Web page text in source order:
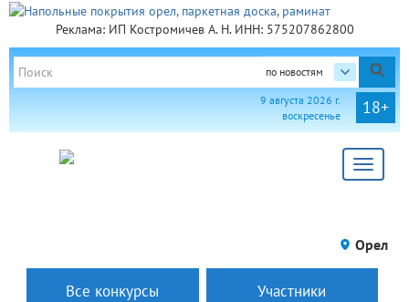
Реклама: ИП Костромичев А. Н. ИНН: 575207862800
по новостям
18+
9 августа 2026 г.
воскресенье
Toggle
Орел
Все конкурсы Участники